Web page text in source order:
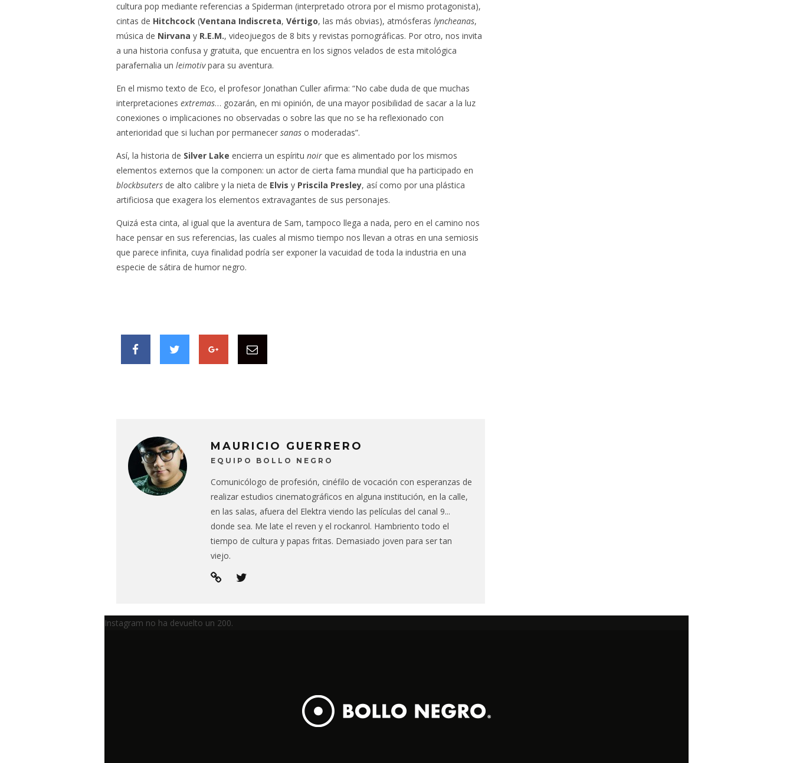
cultura pop mediante referencias a Spiderman (interpretado otrora por el mismo protagonista),
cintas de Hitchcock (Ventana Indiscreta, Vértigo, las más obvias), atmósferas lyncheanas,
música de Nirvana y R.E.M., videojuegos de 8 bits y revistas pornográficas. Por otro, nos invita
a una historia confusa y gratuita, que encuentra en los signos velados de esta mitológica
parafernalia un leimotivpara su aventura.
En el mismo texto de Eco, el profesor Jonathan Culler afirma: “No cabe duda de que muchas
interpretaciones extremas… gozarán, en mi opinión, de una mayor posibilidad de sacar a la luz
conexiones o implicaciones no observadas o sobre las que no se ha reflexionado con
anterioridad que si luchan por permanecer sanas o moderadas”.
Así, la historia de Silver Lake encierra un espíritu noir que es alimentado por los mismos
elementos externos que la componen: un actor de cierta fama mundial que ha participado en
blockbsuters de alto calibre y la nieta de Elvis y Priscila Presley, así como por una plástica
artificiosa que exagera los elementos extravagantes de sus personajes.
Quizá esta cinta, al igual que la aventura de Sam, tampoco llega a nada, pero en el camino nos
hace pensar en sus referencias, las cuales al mismo tiempo nos llevan a otras en una semiosis
que parece infinita, cuya finalidad podría ser exponer la vacuidad de toda la industria en una
especie de sátira de humor negro.
MAURICIO GUERRERO
EQUIPO BOLLO NEGRO
Comunicólogo de profesión, cinéfilo de vocación con esperanzas de
realizar estudios cinematográficos en alguna institución, en la calle,
en las salas, afuera del Elektra viendo las películas del canal 9...
donde sea. Me late el reven y el rockanrol. Hambriento todo el
tiempo de cultura y papas fritas. Demasiado joven para ser tan
viejo.
Instagram no ha devuelto un 200.